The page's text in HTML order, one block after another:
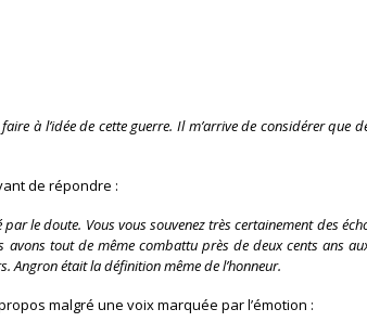
à l’idée de cette guerre. Il m’arrive de considérer que
de répondre :
le doute. Vous vous souvenez très certainement des
tout de même combattu près de deux cents ans
Angron était la définition même de l’honneur.
malgré une voix marquée par l’émotion :